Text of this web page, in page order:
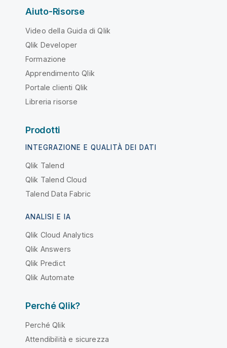
Aiuto-Risorse
Video della Guida di Qlik
Qlik Developer
Formazione
Apprendimento Qlik
Portale clienti Qlik
Libreria risorse
Prodotti
INTEGRAZIONE E QUALITÀ DEI DATI
Qlik Talend
Qlik Talend Cloud
Talend Data Fabric
ANALISI E IA
Qlik Cloud Analytics
Qlik Answers
Qlik Predict
Qlik Automate
Perché Qlik?
Perché Qlik
Attendibilità e sicurezza